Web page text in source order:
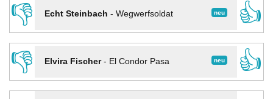
👎
neu
Echt Steinbach - Wegwerfsoldat
👍
👎
neu
Elvira Fischer- El Condor Pasa
👍